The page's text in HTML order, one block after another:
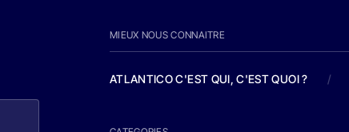
MIEUX NOUS CONNAITRE
ATLANTICO C'EST QUI, C'EST QUOI ? /